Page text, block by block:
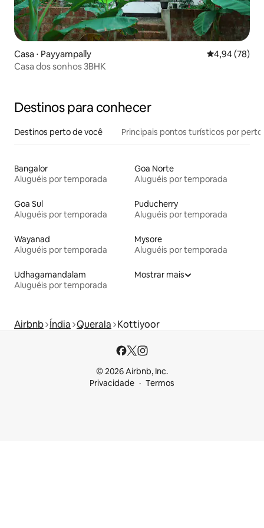
Casa ⋅ Payyampally 4,94 de uma
4,94 (78)
Casa dos sonhos 3BHK
Destinos para conhecer
Destinos perto de você Principais pontos turísticos por perto
Bangalor
Aluguéis por temporada
Goa Norte
Aluguéis por temporada
Goa Sul
Aluguéis por temporada
Puducherry
Aluguéis por temporada
Wayanad
Aluguéis por temporada
Mysore
Aluguéis por temporada
Udhagamandalam
Aluguéis por temporada
Mostrar mais
Airbnb Índia Querala Kottiyoor
© 2026 Airbnb, Inc.
Privacidade
Termos